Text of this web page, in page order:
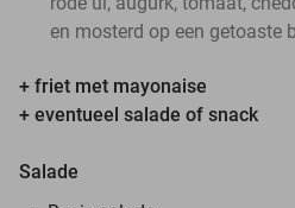
en mosterd op een getoaste
+ friet met mayonaise
+ eventueel salade of snack
Salade